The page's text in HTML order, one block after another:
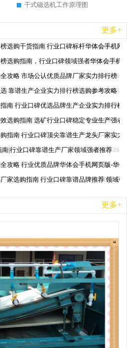
干式磁选机工作原理图
更多+
2026-06-26
选购干货指南 行业口碑标杆华体会手机网
2026-06-26
选购指南，行业口碑领域强者华体会手机
2026-06-26
攻略 市场公认优质品牌厂家实力排行榜
2026-06-26
靠谱生产企业实力排行榜选购参考攻略
2026-06-26
南 行业口碑优选品牌生产企业实力排行榜
2026-06-26
选购指南 选矿行业口碑稳定专业生产强者
2026-06-26
指南 行业口碑顶尖靠谱生产龙头厂家实力
2026-06-26
|行业口碑靠谱生产厂家领域强者推荐
2026-06-26
攻略 行业优质品牌华体会手机网页版-华
2026-06-26
家选购指南 行业口碑靠谱品牌推荐 领域
更多+